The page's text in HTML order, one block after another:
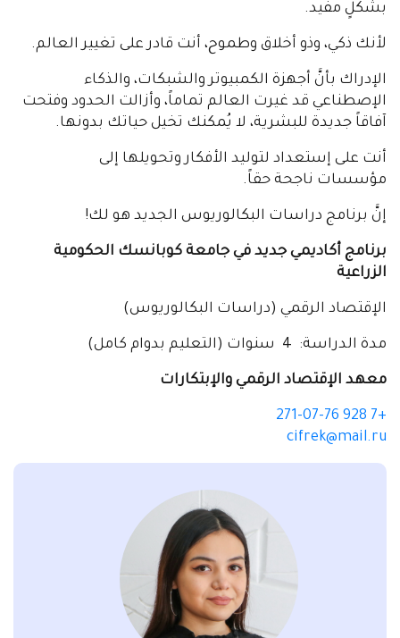
بشكلٍ مفيد.
لأنك ذكي، وذو أخلاق وطموح، أنت قادر على تغيير العالم.
الإدراك بأنَّ أجهزة الكمبيوتر والشبكات، والذكاء
الإصطناعي قد غيرت العالم تماماً، وأزالت الحدود وفتحت
آفاقاً جديدة للبشرية، لا يُمكنك تخيل حياتك بدونها.
أنت على إستعداد لتوليد الأفكار وتحويلها إلى
مؤسسات ناجحة حقاً.
إنَّ برنامج دراسات البكالوريوس الجديد هو لك!
برنامج أكاديمي جديد في جامعة كوبانسك الحكومية
الزراعية
الإقتصاد الرقمي (دراسات البكالوريوس)
مدة الدراسة: 4 سنوات (التعليم بدوام كامل)
معهد الإقتصاد الرقمي والإبتكارات
+7 928 271-07-76
cifrek@mail.ru